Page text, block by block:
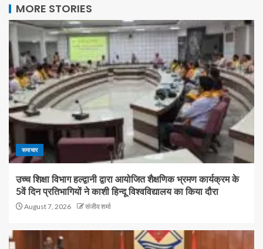
MORE STORIES
समाचार
उच्च शिक्षा विभाग हल्द्वानी द्वारा आयोजित शैक्षणिक भ्रमण कार्यक्रम के
5वें दिन प्रतिभागियों ने काशी हिन्दू विश्वविद्यालय का किया दौरा
August 7, 2026 संजीव शर्मा